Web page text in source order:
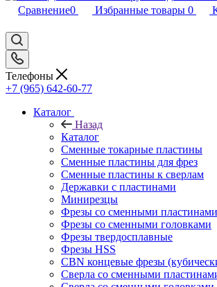
Сравнение0 Избранные товары 0
Телефоны
+7 (965) 642-60-77
Каталог
Назад
Каталог
Сменные токарные пластины
Сменные пластины для фрез
Сменные пластины к сверлам
Державки с пластинами
Минирезцы
Фрезы со сменными пластинами
Фрезы со сменными головками
Фрезы твердосплавные
Фрезы HSS
CBN концевые фрезы
Сверла со сменными